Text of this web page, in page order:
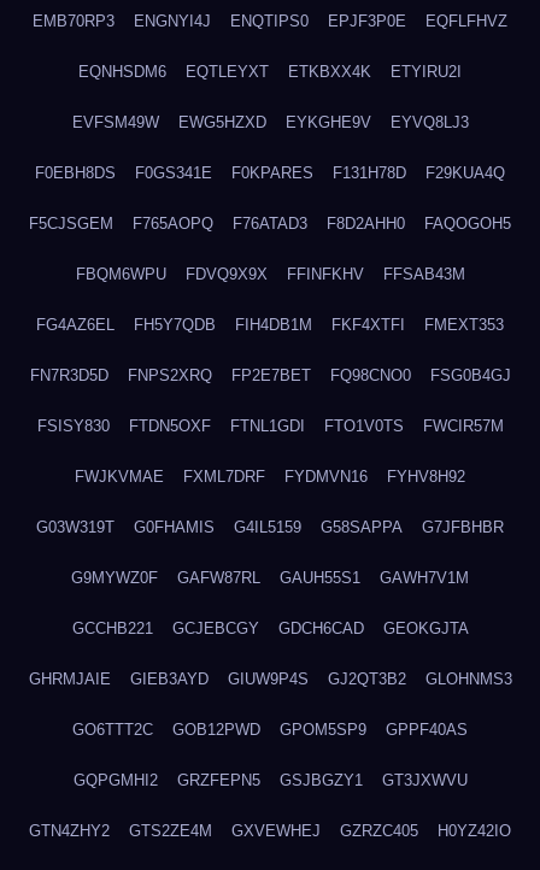
EMB70RP3 ENGNYI4J ENQTIPS0 EPJF3P0E EQFLFHVZ
EQNHSDM6 EQTLEYXT ETKBXX4K ETYIRU2I
EVFSM49W EWG5HZXD EYKGHE9V EYVQ8LJ3
F0EBH8DS F0GS341E F0KPARES F131H78D F29KUA4Q
F5CJSGEM F765AOPQ F76ATAD3 F8D2AHH0 FAQOGOH5
FBQM6WPU FDVQ9X9X FFINFKHV FFSAB43M
FG4AZ6EL FH5Y7QDB FIH4DB1M FKF4XTFI FMEXT353
FN7R3D5D FNPS2XRQ FP2E7BET FQ98CNO0 FSG0B4GJ
FSISY830 FTDN5OXF FTNL1GDI FTO1V0TS FWCIR57M
FWJKVMAE FXML7DRF FYDMVN16 FYHV8H92
G03W319T G0FHAMIS G4IL5159 G58SAPPA G7JFBHBR
G9MYWZ0F GAFW87RL GAUH55S1 GAWH7V1M
GCCHB221 GCJEBCGY GDCH6CAD GEOKGJTA
GHRMJAIE GIEB3AYD GIUW9P4S GJ2QT3B2 GLOHNMS3
GO6TTT2C GOB12PWD GPOM5SP9 GPPF40AS
GQPGMHI2 GRZFEPN5 GSJBGZY1 GT3JXWVU
GTN4ZHY2 GTS2ZE4M GXVEWHEJ GZRZC405 H0YZ42IO